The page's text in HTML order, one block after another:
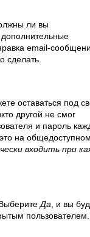
ли вы
email-
сделать.
оставаться под
другой не смог
и пароль
на общедоступном
входить при
Выберите Да , и вы
пользователем.